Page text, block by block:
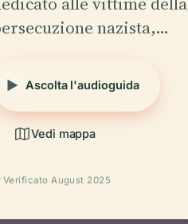
nazista,…
Ascolta l'audioguida
Vedi mappa
Verificato August 2025